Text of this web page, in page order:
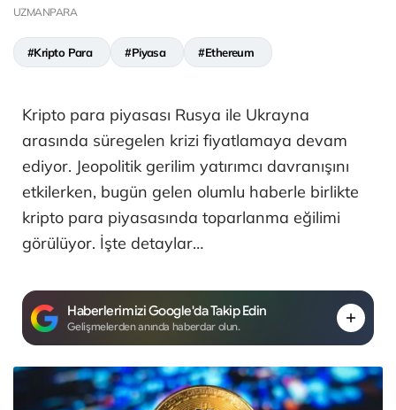
UZMANPARA
#Kripto Para #Piyasa #Ethereum
Kripto para piyasası Rusya ile Ukrayna
arasında süregelen krizi fiyatlamaya devam
ediyor. Jeopolitik gerilim yatırımcı davranışını
etkilerken, bugün gelen olumlu haberle birlikte
kripto para piyasasında toparlanma eğilimi
görülüyor. İşte detaylar…
Haberlerimizi Google'da Takip Edin
Gelişmelerden anında haberdar olun.